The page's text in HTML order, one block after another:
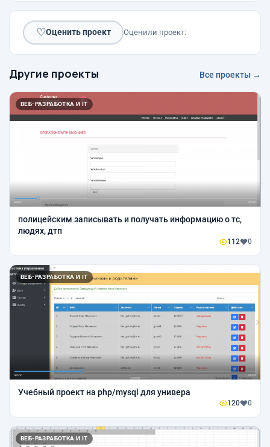
♡Оценить проект Оценили проект:
Другие проекты Все проекты →
ВЕБ-РАЗРАБОТКА И IT
полицейским записывать и получать информацию о тс,
людях, дтп
112 0
ВЕБ-РАЗРАБОТКА И IT
Учебный проект на php/mysql для универа
120 0
ВЕБ-РАЗРАБОТКА И IT